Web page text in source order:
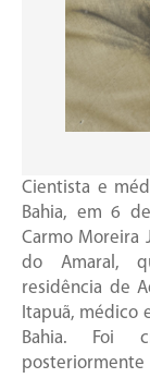
Cientista e
Bahia, em 6
Carmo Moreira
do Amaral,
residência de
Itapuã, médico
Bahia. Foi